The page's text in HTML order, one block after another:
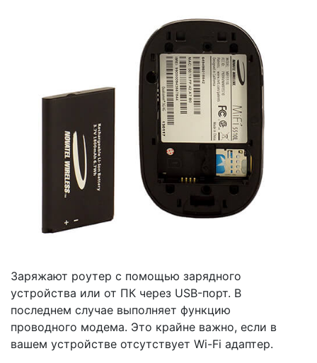
Заряжают роутер с помощью зарядного
устройства или от ПК через USB-порт. В
последнем случае выполняет функцию
проводного модема. Это крайне важно, если в
вашем устройстве отсутствует Wi-Fi адаптер.